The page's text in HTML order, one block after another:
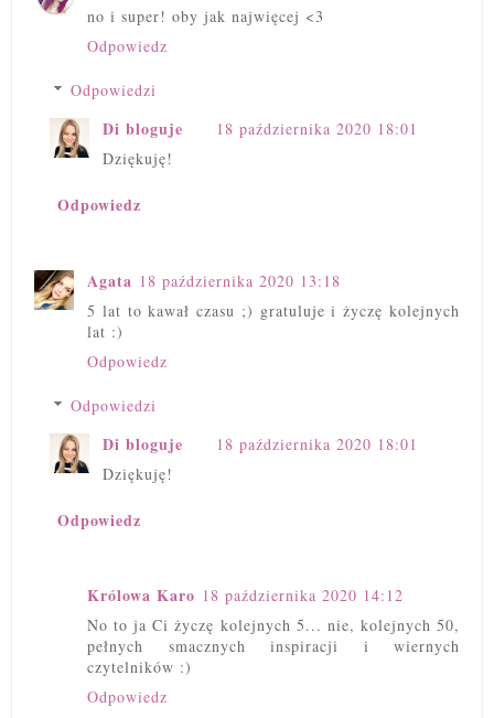
no i super! oby jak najwięcej <3
Odpowiedz
Odpowiedzi
Di bloguje
18 października 2020 18:01
Dziękuję!
Odpowiedz
Agata 18 października 2020 13:18
5 lat to kawał czasu ;) gratuluje i życzę kolejnych
lat :)
Odpowiedz
Odpowiedzi
Di bloguje
18 października 2020 18:01
Dziękuję!
Odpowiedz
Królowa Karo 18 października 2020 14:12
No to ja Ci życzę kolejnych 5... nie, kolejnych 50,
pełnych smacznych inspiracji i wiernych
czytelników :)
Odpowiedz